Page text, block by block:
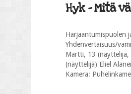
Hyk - Mitä
Harjaantumispuolen
Yhdenvertaisuus/
Martti, 13 (näyttelijä,
(näyttelijä) Eliel
Kamera: